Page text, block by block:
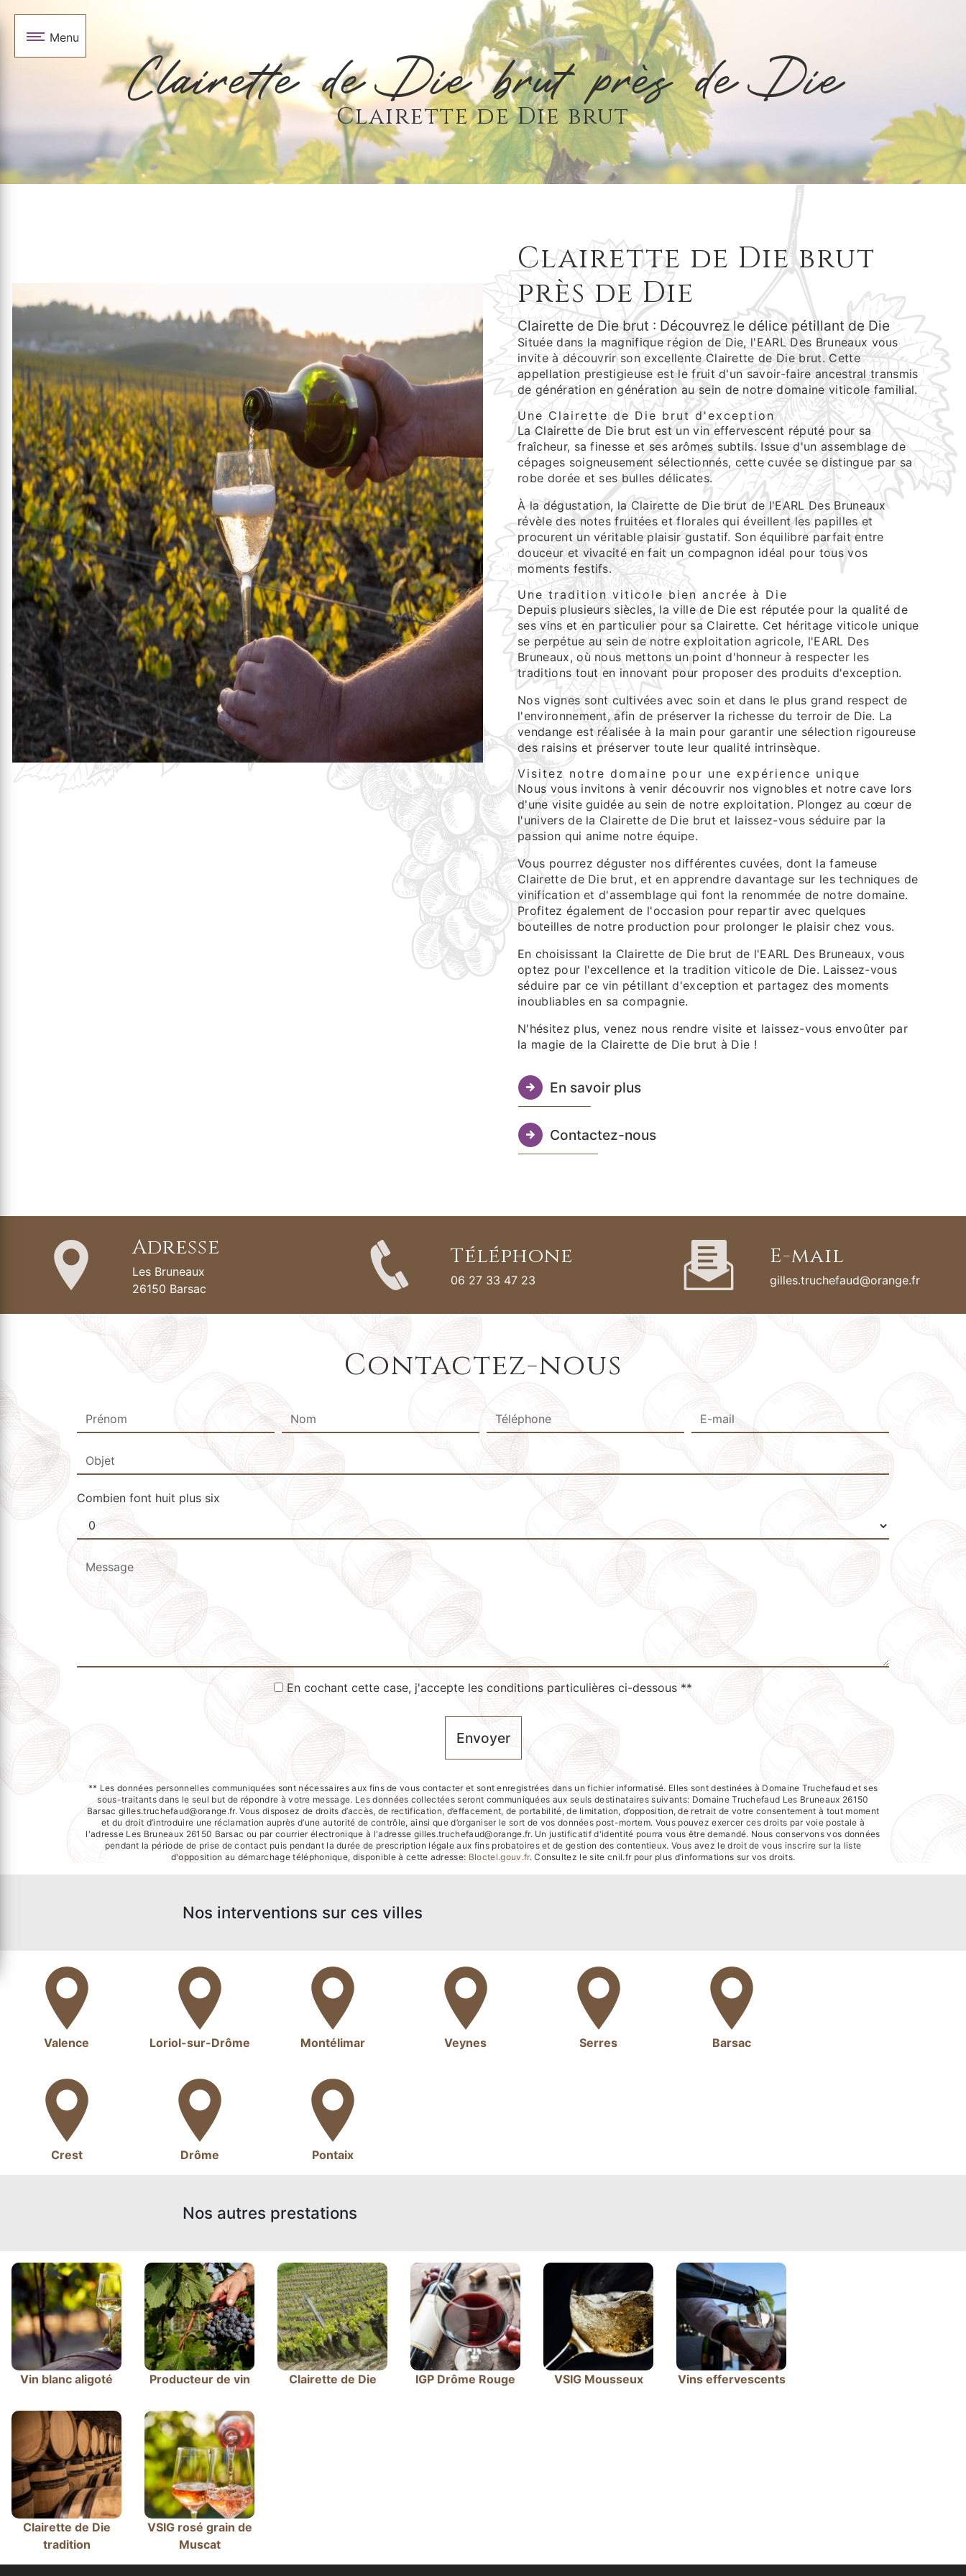
Menu
Clairette de Die brut près de Die
Clairette de Die brut
Clairette de Die brut
près de Die
Clairette de Die brut : Découvrez le délice pétillant de Die
Située dans la magnifique région de Die, l'EARL Des Bruneaux vous
invite à découvrir son excellente Clairette de Die brut. Cette
appellation prestigieuse est le fruit d'un savoir-faire ancestral transmis
de génération en génération au sein de notre domaine viticole familial.
Une Clairette de Die brut d'exception
La Clairette de Die brut est un vin effervescent réputé pour sa
fraîcheur, sa finesse et ses arômes subtils. Issue d'un assemblage de
cépages soigneusement sélectionnés, cette cuvée se distingue par sa
robe dorée et ses bulles délicates.
À la dégustation, la Clairette de Die brut de l'EARL Des Bruneaux
révèle des notes fruitées et florales qui éveillent les papilles et
procurent un véritable plaisir gustatif. Son équilibre parfait entre
douceur et vivacité en fait un compagnon idéal pour tous vos
moments festifs.
Une tradition viticole bien ancrée à Die
Depuis plusieurs siècles, la ville de Die est réputée pour la qualité de
ses vins et en particulier pour sa Clairette. Cet héritage viticole unique
se perpétue au sein de notre exploitation agricole, l'EARL Des
Bruneaux, où nous mettons un point d'honneur à respecter les
traditions tout en innovant pour proposer des produits d'exception.
Nos vignes sont cultivées avec soin et dans le plus grand respect de
l'environnement, afin de préserver la richesse du terroir de Die. La
vendange est réalisée à la main pour garantir une sélection rigoureuse
des raisins et préserver toute leur qualité intrinsèque.
Visitez notre domaine pour une expérience unique
Nous vous invitons à venir découvrir nos vignobles et notre cave lors
d'une visite guidée au sein de notre exploitation. Plongez au cœur de
l'univers de la Clairette de Die brut et laissez-vous séduire par la
passion qui anime notre équipe.
Vous pourrez déguster nos différentes cuvées, dont la fameuse
Clairette de Die brut, et en apprendre davantage sur les techniques de
vinification et d'assemblage qui font la renommée de notre domaine.
Profitez également de l'occasion pour repartir avec quelques
bouteilles de notre production pour prolonger le plaisir chez vous.
En choisissant la Clairette de Die brut de l'EARL Des Bruneaux, vous
optez pour l'excellence et la tradition viticole de Die. Laissez-vous
séduire par ce vin pétillant d'exception et partagez des moments
inoubliables en sa compagnie.
N'hésitez plus, venez nous rendre visite et laissez-vous envoûter par
la magie de la Clairette de Die brut à Die !
En savoir plus
Contactez-nous
Adresse
Les Bruneaux
26150 Barsac
Téléphone
06 27 33 47 23
E-mail
gilles.truchefaud@orange.fr
Contactez-nous
Combien font huit plus six
En cochant cette case, j'accepte les conditions particulières ci-dessous **
Envoyer
** Les données personnelles communiquées sont nécessaires aux fins de vous contacter et sont enregistrées dans un fichier informatisé. Elles sont destinées à Domaine Truchefaud et ses
sous-traitants dans le seul but de répondre à votre message. Les données collectées seront communiquées aux seuls destinataires suivants: Domaine Truchefaud Les Bruneaux 26150
Barsac gilles.truchefaud@orange.fr. Vous disposez de droits d’accès, de rectification, d’effacement, de portabilité, de limitation, d’opposition, de retrait de votre consentement à tout moment
et du droit d’introduire une réclamation auprès d’une autorité de contrôle, ainsi que d’organiser le sort de vos données post-mortem. Vous pouvez exercer ces droits par voie postale à
l'adresse Les Bruneaux 26150 Barsac ou par courrier électronique à l'adresse gilles.truchefaud@orange.fr. Un justificatif d'identité pourra vous être demandé. Nous conservons vos données
pendant la période de prise de contact puis pendant la durée de prescription légale aux fins probatoires et de gestion des contentieux. Vous avez le droit de vous inscrire sur la liste
d'opposition au démarchage téléphonique, disponible à cette adresse: Bloctel.gouv.fr. Consultez le site cnil.fr pour plus d’informations sur vos droits.
Nos interventions sur ces villes
Valence Loriol-sur-Drôme Montélimar Veynes Serres Barsac
Crest Drôme Pontaix
Nos autres prestations
Vin blanc aligoté Producteur de vin Clairette de Die IGP Drôme Rouge VSIG Mousseux Vins effervescents
Clairette de Die
tradition
VSIG rosé grain de
Muscat